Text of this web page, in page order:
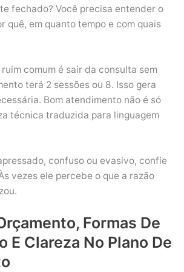
fechado? Você precisa entender o
quê, em quanto tempo e com quais
comum é sair da consulta sem
terá 2 sessões ou 8. Isso gera
Bom atendimento não é só
técnica traduzida para linguagem
confuso ou evasivo, confie
vezes ele percebe o que a razão
Formas De
E Clareza No Plano De